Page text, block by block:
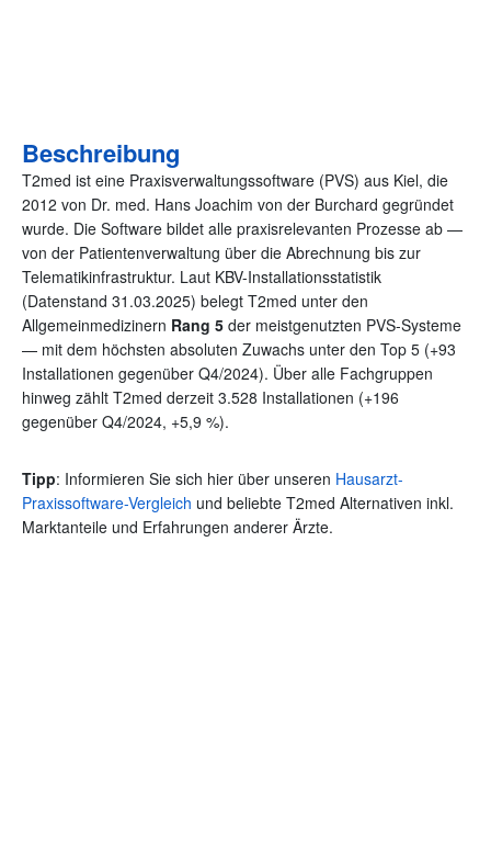
Beschreibung
T2med ist eine Praxisverwaltungssoftware (PVS) aus Kiel, die
2012 von Dr. med. Hans Joachim von der Burchard gegründet
wurde. Die Software bildet alle praxisrelevanten Prozesse ab —
von der Patientenverwaltung über die Abrechnung bis zur
Telematikinfrastruktur. Laut KBV-Installationsstatistik
(Datenstand 31.03.2025) belegt T2med unter den
Allgemeinmedizinern Rang 5 der meistgenutzten PVS-Systeme
— mit dem höchsten absoluten Zuwachs unter den Top 5 (+93
Installationen gegenüber Q4/2024). Über alle Fachgruppen
hinweg zählt T2med derzeit 3.528 Installationen (+196
gegenüber Q4/2024, +5,9 %).
Tipp: Informieren Sie sich hier über unseren Hausarzt-
Praxissoftware-Vergleich und beliebte T2med Alternativen inkl.
Marktanteile und Erfahrungen anderer Ärzte.